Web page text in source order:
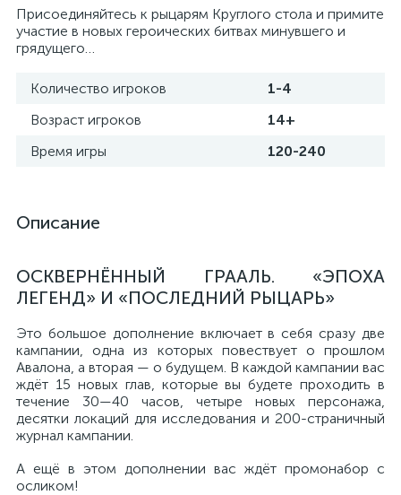
Присоединяйтесь к рыцарям Круглого стола и примите
участие в новых героических битвах минувшего и
грядущего…
Количество игроков
1-4
Возраст игроков
14+
Время игры
120-240
Описание
ОСКВЕРНЁННЫЙ ГРААЛЬ. «ЭПОХА
ЛЕГЕНД» И «ПОСЛЕДНИЙ РЫЦАРЬ»
Это большое дополнение включает в себя сразу две
кампании, одна из которых повествует о прошлом
Авалона, а вторая — о будущем. В каждой кампании вас
ждёт 15 новых глав, которые вы будете проходить в
течение 30—40 часов, четыре новых персонажа,
десятки локаций для исследования и 200-страничный
журнал кампании.
А ещё в этом дополнении вас ждёт промонабор с
осликом!